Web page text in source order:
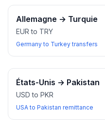
Allemagne → Turquie
EUR to TRY
Germany to Turkey transfers
États-Unis → Pakistan
USD to PKR
USA to Pakistan remittance